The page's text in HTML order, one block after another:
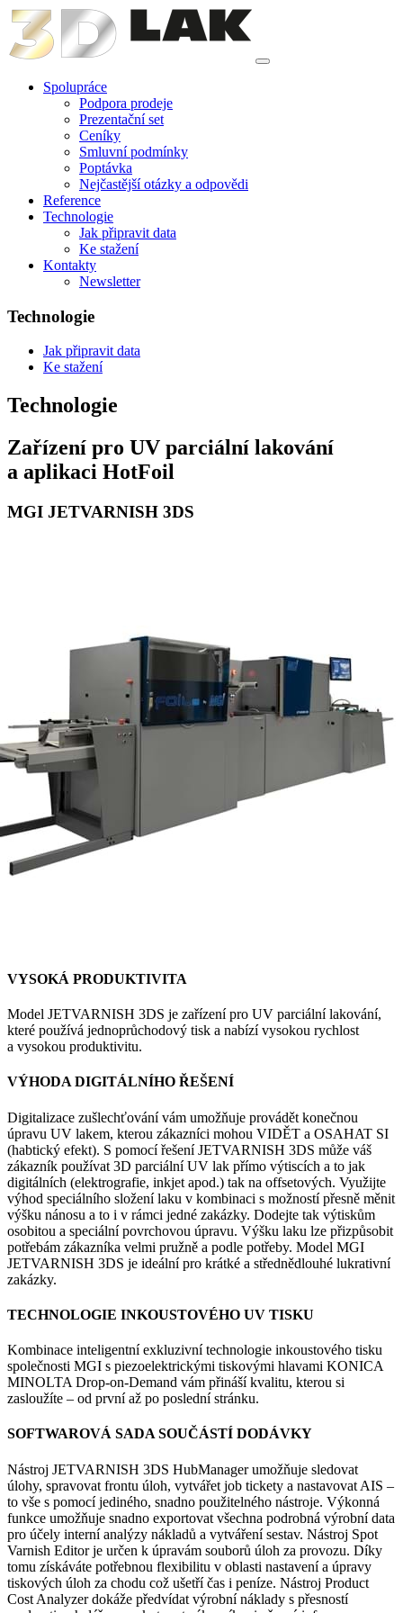
Spolupráce
Podpora prodeje
Prezentační set
Ceníky
Smluvní podmínky
Poptávka
Nejčastější otázky a odpovědi
Reference
Technologie
Jak připravit data
Ke stažení
Kontakty
Newsletter
Technologie
Jak připravit data
Ke stažení
Technologie
Zařízení pro UV parciální lakování
a aplikaci HotFoil
MGI JETVARNISH 3DS
VYSOKÁ PRODUKTIVITA
Model JETVARNISH 3DS je zařízení pro UV parciální lakování,
které používá jednoprůchodový tisk a nabízí vysokou rychlost
a vysokou produktivitu.
VÝHODA DIGITÁLNÍHO ŘEŠENÍ
Digitalizace zušlechťování vám umožňuje provádět konečnou
úpravu UV lakem, kterou zákazníci mohou VIDĚT a OSAHAT SI
(habtický efekt). S pomocí řešení JETVARNISH 3DS může váš
zákazník používat 3D parciální UV lak přímo výtiscích a to jak
digitálních (elektrografie, inkjet apod.) tak na offsetových. Využijte
výhod speciálního složení laku v kombinaci s možností přesně měnit
výšku nánosu a to i v rámci jedné zakázky. Dodejte tak výtiskům
osobitou a speciální povrchovou úpravu. Výšku laku lze přizpůsobit
potřebám zákazníka velmi pružně a podle potřeby. Model MGI
JETVARNISH 3DS je ideální pro krátké a střednědlouhé lukrativní
zakázky.
TECHNOLOGIE INKOUSTOVÉHO UV TISKU
Kombinace inteligentní exkluzivní technologie inkoustového tisku
společnosti MGI s piezoelektrickými tiskovými hlavami KONICA
MINOLTA Drop-on-Demand vám přináší kvalitu, kterou si
zasloužíte – od první až po poslední stránku.
SOFTWAROVÁ SADA SOUČÁSTÍ DODÁVKY
Nástroj JETVARNISH 3DS HubManager umožňuje sledovat
úlohy, spravovat frontu úloh, vytvářet job tickety a nastavovat AIS –
to vše s pomocí jediného, snadno použitelného nástroje. Výkonná
funkce umožňuje snadno exportovat všechna podrobná výrobní data
pro účely interní analýzy nákladů a vytváření sestav. Nástroj Spot
Varnish Editor je určen k úpravám souborů úloh za provozu. Díky
tomu získáváte potřebnou flexibilitu v oblasti nastavení a úpravy
tiskových úloh za chodu což ušetří čas i peníze. Nástroj Product
Cost Analyzer dokáže předvídat výrobní náklady s přesností